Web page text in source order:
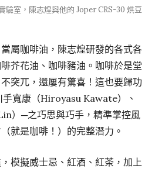
室，陳志煌與他的 Joper CRS-30 烘豆
屬咖啡油，陳志煌研發的各式各
芥花油、咖啡豬油。咖啡於是堂
突兀，還屢有驚喜！這也要歸功
寬康（Hiroyasu Kawate）、
）─之巧思與巧手，精準掌控風
就是咖啡！）的完整潛力。
模擬威士忌、紅酒、紅茶，加上